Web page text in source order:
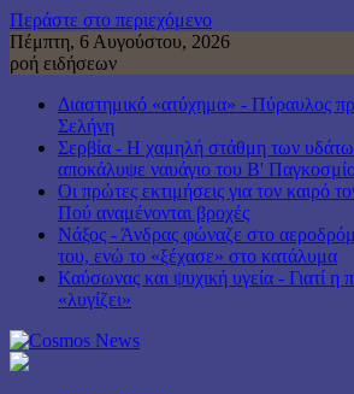
Περάστε στο περιεχόμενο
Πέμπτη, 6 Αυγούστου, 2026
ροή ειδήσεων
Διαστημικό «ατύχημα» - Πύραυλος
Σελήνη
Σερβία - Η χαμηλή στάθμη των
αποκάλυψε ναυάγιο του Β'
Οι πρώτες εκτιμήσεις για τον καιρό
Πού αναμένονται βροχές
Νάξος - Άνδρας φώναζε στο
του, ενώ το «ξέχασε» στο κατάλυμα
Καύσωνας και ψυχική υγεία - Γιατί η
«λυγίζει»